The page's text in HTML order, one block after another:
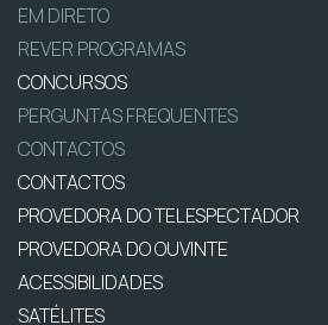
EM DIRETO
REVER PROGRAMAS
CONCURSOS
PERGUNTAS FREQUENTES
CONTACTOS
CONTACTOS
PROVEDORA DO TELESPECTADOR
PROVEDORA DO OUVINTE
ACESSIBILIDADES
SATÉLITES